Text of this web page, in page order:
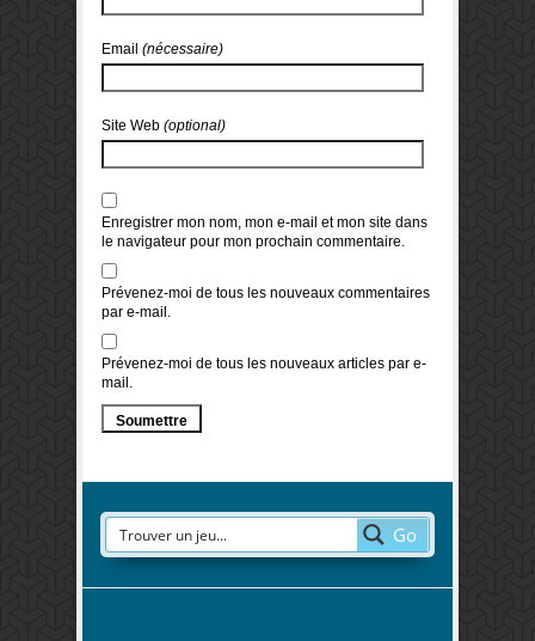
Email (nécessaire)
Site Web (optional)
Enregistrer mon nom, mon e-mail et mon site dans
le navigateur pour mon prochain commentaire.
Prévenez-moi de tous les nouveaux commentaires
par e-mail.
Prévenez-moi de tous les nouveaux articles par e-
mail.
Go